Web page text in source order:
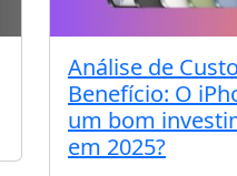
Análise de
Benefício: O
um bom
em 2025?